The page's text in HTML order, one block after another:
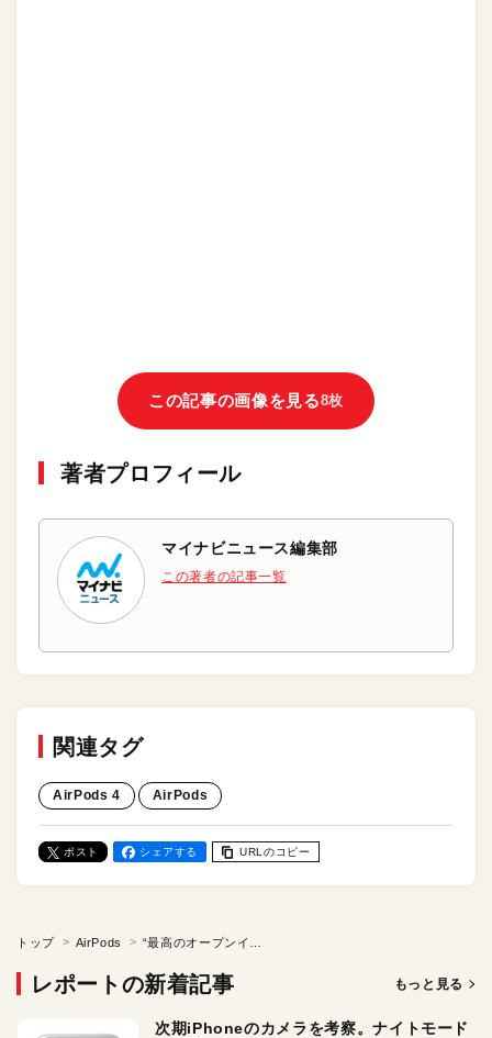
この記事の画像を見る8枚
著者プロフィール
マイナビニュース編集部
この著者の記事一覧
関連タグ
AirPods 4 AirPods
ポスト シェアする URLのコピー
トップ AirPods
レポートの新着記事 もっと見る
次期iPhoneのカメラを考察。ナイトモード